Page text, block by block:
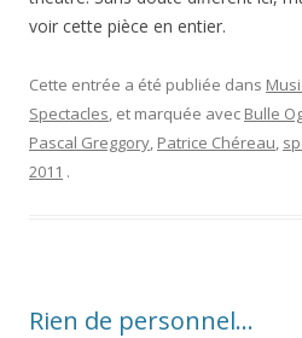
voir cette pièce en entier.
Cette entrée a été publiée dans
Spectacles, et marquée avec Bulle
Pascal Greggory, Patrice Chéreau,
2011 .
Rien de personnel…